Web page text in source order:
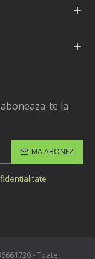
te la
MA ABONEZ
- Toate